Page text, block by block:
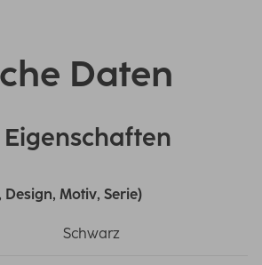
Daten
Eigenschaften
Motiv, Serie)
Schwarz